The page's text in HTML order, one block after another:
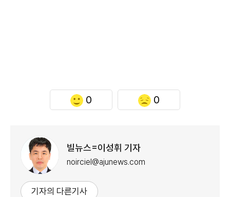
0 0
빌뉴스=이성휘 기자
noirciel@ajunews.com
기자의 다른기사